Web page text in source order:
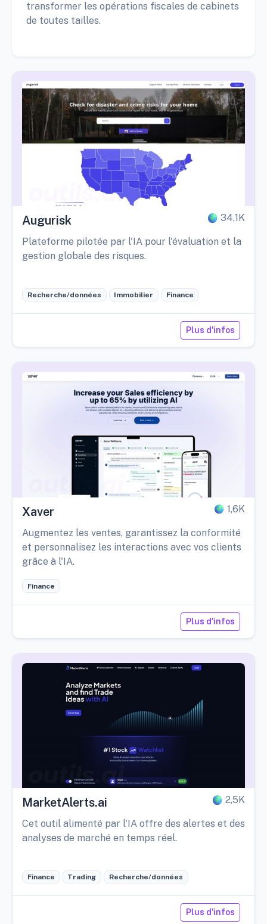
transformer les opérations fiscales de cabinets
de toutes tailles.
Augurisk 34,1K
Plateforme pilotée par l'IA pour l'évaluation et la
gestion globale des risques.
Recherche/données Immobilier Finance
Plus d'infos
Xaver 1,6K
Augmentez les ventes, garantissez la conformité
et personnalisez les interactions avec vos clients
grâce à l'IA.
Finance
Plus d'infos
MarketAlerts.ai 2,5K
Cet outil alimenté par l'IA offre des alertes et des
analyses de marché en temps réel.
Finance Trading Recherche/données
Plus d'infos